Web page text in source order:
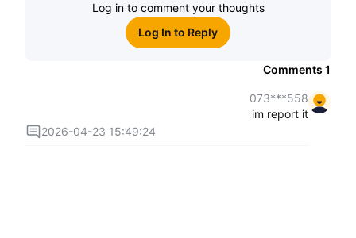
Log in to comment your thoughts
Log In to Reply
Comments
558***073
im report it
2026-04-23 15:49:24